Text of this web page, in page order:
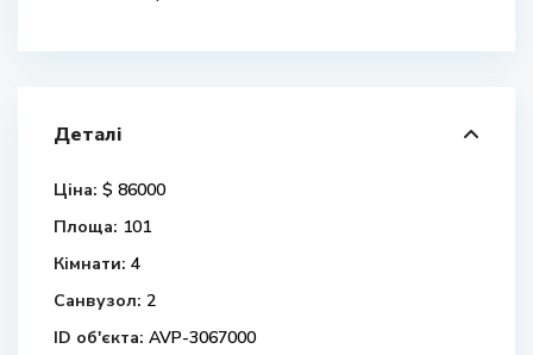
Деталі
Ціна: $ 86000
Площа: 101
Кімнати: 4
Санвузол: 2
ID об'єкта: AVP-3067000